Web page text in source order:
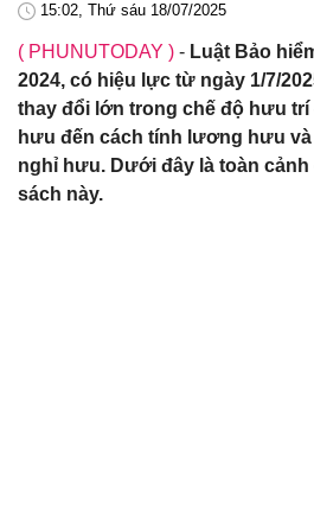
15:02, Thứ sáu 18/07/2025
( PHUNUTODAY ) - Luật Bảo
2024, có hiệu lực từ ngày 1/7/
thay đổi lớn trong chế độ hưu
hưu đến cách tính lương hưu
nghỉ hưu. Dưới đây là toàn cảnh
sách này.